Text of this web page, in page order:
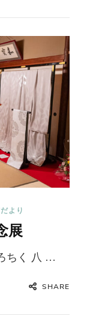
より
展
ちく 八 …
SHARE